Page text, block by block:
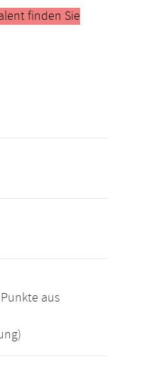
finden Sie
aus